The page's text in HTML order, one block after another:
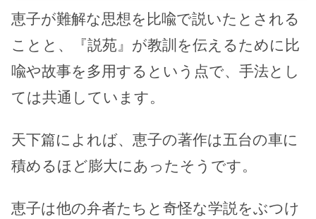
恵子が難解な思想を比喩で説いたとされる
ことと、『説苑』が教訓を伝えるために比
喩や故事を多用するという点で、手法とし
ては共通しています。
天下篇によれば、恵子の著作は五台の車に
積めるほど膨大にあったそうです。
恵子は他の弁者たちと奇怪な学説をぶつけ